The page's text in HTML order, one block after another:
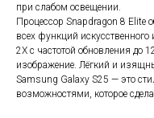
при слабом освещении.
Процессор Snapdragon 8 Elite
всех функций
2X с частотой обновления до
изображение. Лёгкий и
Samsung Galaxy S25 — это
возможностями, которое